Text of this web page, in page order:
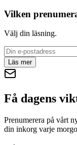
Vilken
Välj din läsning.
Läs mer
Få dagens
Prenumerera på vårt
din inkorg varje